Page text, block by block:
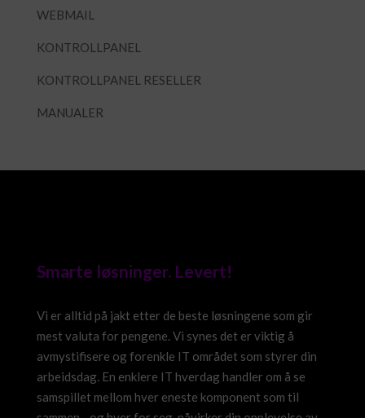
WEBMAIL
KONTROLLPANEL
KONTROLLPANEL RESELLER
MANUALER
Smarte løsninger. Levert!
Vi er alltid på jakt etter de beste løsningene som gir
mest valuta for pengene. Vi synes det er viktig å
avmystifisere og forenkle IT området som styrer din
arbeidsdag. En enklere IT hverdag handler om å se
samspillet mellom hver eneste komponent som til